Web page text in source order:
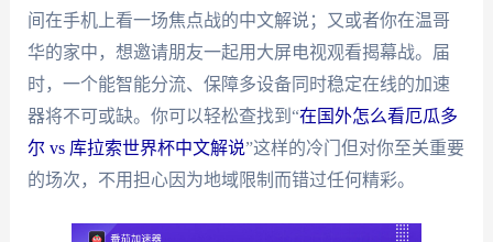
间在手机上看一场焦点战的中文解说；又或者你在温哥
华的家中，想邀请朋友一起用大屏电视观看揭幕战。届
时，一个能智能分流、保障多设备同时稳定在线的加速
器将不可或缺。你可以轻松查找到“在国外怎么看厄瓜多
尔 vs 库拉索世界杯中文解说”这样的冷门但对你至关重要
的场次，不用担心因为地域限制而错过任何精彩。